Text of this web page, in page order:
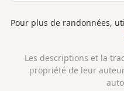
Pour plus de randonnées,
Les descriptions et la
propriété de leur